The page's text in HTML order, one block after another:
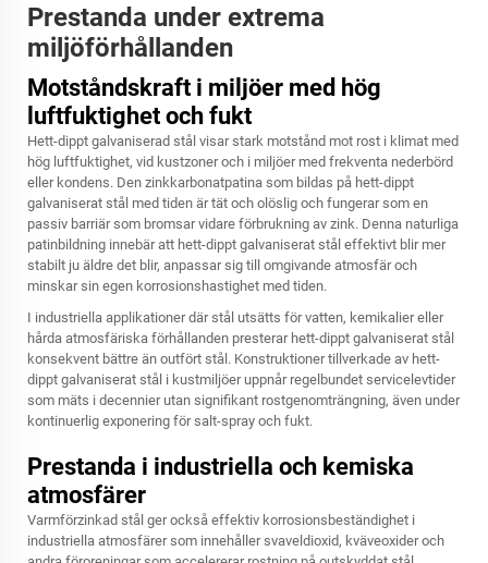
Prestanda under extrema
miljöförhållanden
Motståndskraft i miljöer med hög
luftfuktighet och fukt
Hett-dippt galvaniserad stål visar stark motstånd mot rost i klimat med
hög luftfuktighet, vid kustzoner och i miljöer med frekventa nederbörd
eller kondens. Den zinkkarbonatpatina som bildas på hett-dippt
galvaniserat stål med tiden är tät och olöslig och fungerar som en
passiv barriär som bromsar vidare förbrukning av zink. Denna naturliga
patinbildning innebär att hett-dippt galvaniserat stål effektivt blir mer
stabilt ju äldre det blir, anpassar sig till omgivande atmosfär och
minskar sin egen korrosionshastighet med tiden.
I industriella applikationer där stål utsätts för vatten, kemikalier eller
hårda atmosfäriska förhållanden presterar hett-dippt galvaniserat stål
konsekvent bättre än outfört stål. Konstruktioner tillverkade av hett-
dippt galvaniserat stål i kustmiljöer uppnår regelbundet servicelevtider
som mäts i decennier utan signifikant rostgenomträngning, även under
kontinuerlig exponering för salt-spray och fukt.
Prestanda i industriella och kemiska
atmosfärer
Varmförzinkad stål ger också effektiv korrosionsbeständighet i
industriella atmosfärer som innehåller svaveldioxid, kväveoxider och